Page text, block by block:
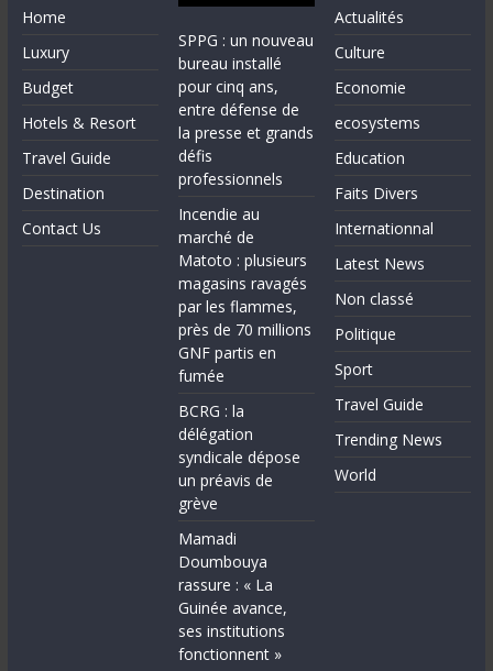
Home
Luxury
Budget
Hotels & Resort
Travel Guide
Destination
Contact Us
SPPG : un nouveau
bureau installé
pour cinq ans,
entre défense de
la presse et grands
défis
professionnels
Incendie au
marché de
Matoto : plusieurs
magasins ravagés
par les flammes,
près de 70 millions
GNF partis en
fumée
BCRG : la
délégation
syndicale dépose
un préavis de
grève
Mamadi
Doumbouya
rassure : « La
Guinée avance,
ses institutions
fonctionnent »
Actualités
Culture
Economie
ecosystems
Education
Faits Divers
Internationnal
Latest News
Non classé
Politique
Sport
Travel Guide
Trending News
World